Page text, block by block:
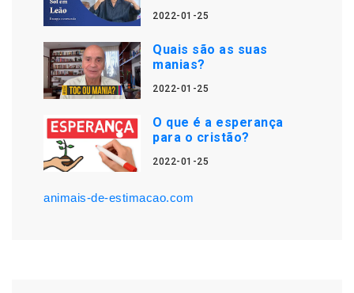
2022-01-25
Quais são as suas
manias?
2022-01-25
O que é a esperança
para o cristão?
2022-01-25
animais-de-estimacao.com